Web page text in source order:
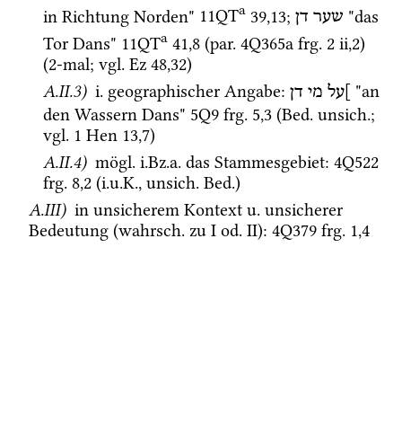
in Richtung Norden" 11QTa 39,13; שער דן
"das
Tor Dans" 11QTa 41,8 (par. 4Q365a frg. 2 ii,2)
(2-mal; vgl. Ez 48,32)
A.II.3) i. geographischer Angabe: ]על מי דן
"an
den Wassern Dans" 5Q9 frg. 5,3 (Bed. unsich.
vgl. 1 Hen 13,7)
A.II.4) mögl. i.Bz.a. das Stammesgebiet: 4Q522
frg. 8,2 (i.u.K., unsich. Bed.)
A.III) in unsicherem Kontext u. unsicherer
Bedeutung (wahrsch. zu I od. II): 4Q379 frg. 1,4